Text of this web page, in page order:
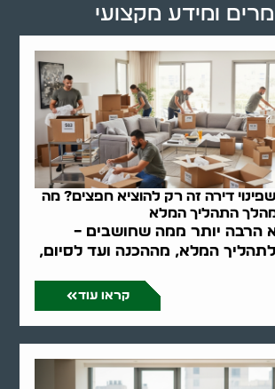
דירה זה רק להוציא חפצים? מה
התהליך המלא
הרבה יותר ממה שחושבים –
המלא, מההכנה ועד לסיום,
קראו עוד
ומידע מקצועי